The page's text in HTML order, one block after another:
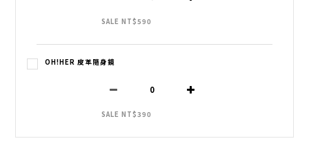
SALE NT$590
OH!HER 皮革隨身鏡
SALE NT$390